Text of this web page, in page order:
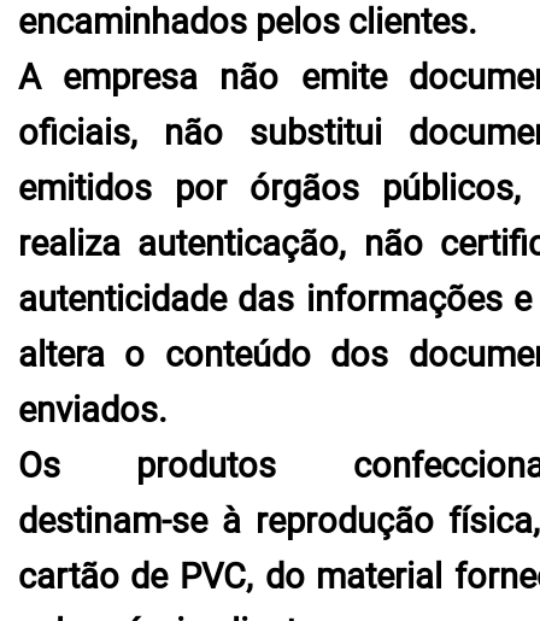
encaminhados pelos clientes.
A empresa não emite
oficiais, não substitui
emitidos por órgãos públicos,
realiza autenticação, não
autenticidade das informações
altera o conteúdo dos
enviados.
Os produtos
destinam-se à reprodução
cartão de PVC, do material